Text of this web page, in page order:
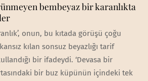
bembeyaz bir karanlıkta
onun, bu kıtada görüşü çoğu
kılan sonsuz beyazlığı tarif
bir ifadeydi. ‘Devasa bir
bir buz küpünün içindeki tek